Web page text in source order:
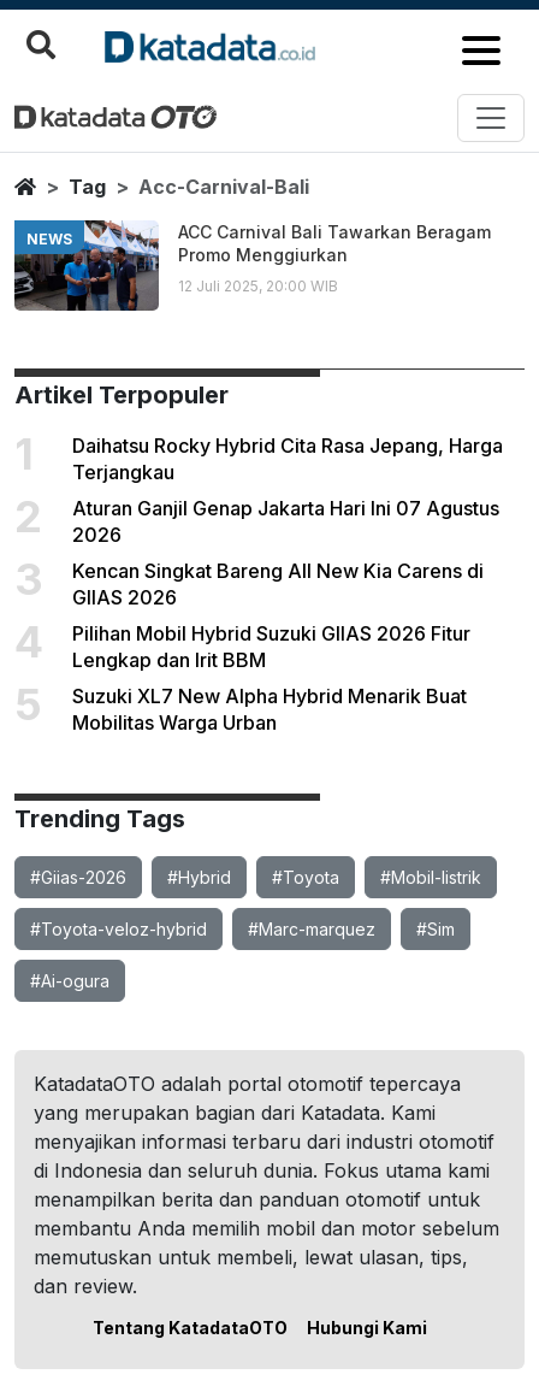
Acc Carnival Bali
Berita Terbaru
HomeTag Acc-Carnival-Bali
NEWS
ACC Carnival Bali Tawarkan Beragam
Promo Menggiurkan
12 Juli 2025, 20:00 WIB
Artikel Terpopuler
1
Daihatsu Rocky Hybrid Cita Rasa Jepang, Harga
Terjangkau
2
Aturan Ganjil Genap Jakarta Hari Ini 07 Agustus
2026
3
Kencan Singkat Bareng All New Kia Carens di
GIIAS 2026
4
Pilihan Mobil Hybrid Suzuki GIIAS 2026 Fitur
Lengkap dan Irit BBM
5
Suzuki XL7 New Alpha Hybrid Menarik Buat
Mobilitas Warga Urban
Trending Tags
#Giias-2026 #Hybrid #Toyota #Mobil-listrik
#Toyota-veloz-hybrid #Marc-marquez #Sim
#Ai-ogura
KatadataOTO adalah portal otomotif tepercaya
yang merupakan bagian dari Katadata. Kami
menyajikan informasi terbaru dari industri otomotif
di Indonesia dan seluruh dunia. Fokus utama kami
menampilkan berita dan panduan otomotif untuk
membantu Anda memilih mobil dan motor sebelum
memutuskan untuk membeli, lewat ulasan, tips,
dan review.
Tentang KatadataOTO Hubungi Kami